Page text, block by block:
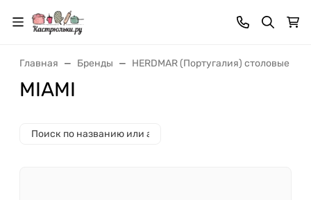
Главная Бренды HERDMAR (Португалия) столовые
MIAMI